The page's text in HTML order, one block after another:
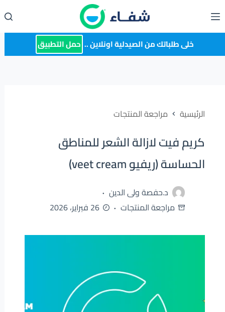
إلى
المحتوى خلى طلباتك من الصيدلية اونلاين .. حمل التطبيق
الرئيسية مراجعة المنتجات
كريم فيت لازالة الشعر للمناطق
الحساسة (ريفيو veet cream)
د.حفصة ولى الدين
مراجعة المنتجات
26 فبراير، 2026